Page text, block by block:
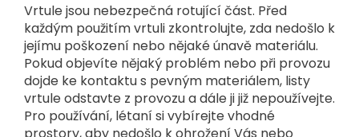
Vrtule jsou nebezpečná rotující část. Před
každým použitím vrtuli zkontrolujte, zda nedošlo k
jejímu poškození nebo nějaké únavě materiálu.
Pokud objevíte nějaký problém nebo při provozu
dojde ke kontaktu s pevným materiálem, listy
vrtule odstavte z provozu a dále ji již nepoužívejte.
Pro používání, létaní si vybírejte vhodné
prostory, aby nedošlo k ohrožení Vás nebo